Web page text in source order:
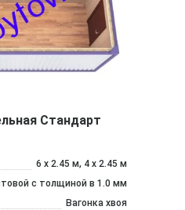
Стандарт
6 х 2.45 м, 4 х 2.45 м
с толщиной в 1.0 мм
Вагонка хвоя